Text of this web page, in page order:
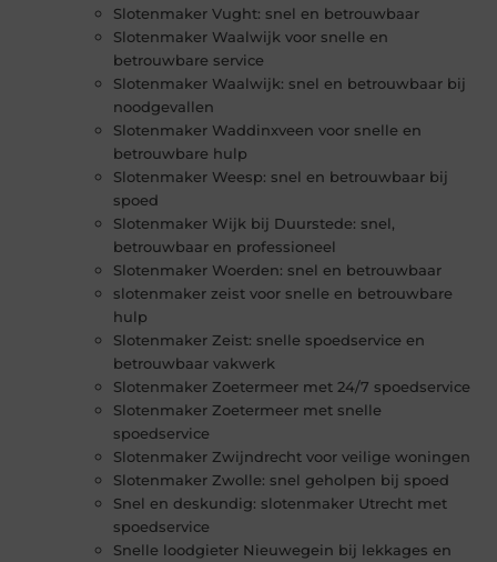
Slotenmaker Vught: snel en betrouwbaar
Slotenmaker Waalwijk voor snelle en
betrouwbare service
Slotenmaker Waalwijk: snel en betrouwbaar bij
noodgevallen
Slotenmaker Waddinxveen voor snelle en
betrouwbare hulp
Slotenmaker Weesp: snel en betrouwbaar bij
spoed
Slotenmaker Wijk bij Duurstede: snel,
betrouwbaar en professioneel
Slotenmaker Woerden: snel en betrouwbaar
slotenmaker zeist voor snelle en betrouwbare
hulp
Slotenmaker Zeist: snelle spoedservice en
betrouwbaar vakwerk
Slotenmaker Zoetermeer met 24/7 spoedservice
Slotenmaker Zoetermeer met snelle
spoedservice
Slotenmaker Zwijndrecht voor veilige woningen
Slotenmaker Zwolle: snel geholpen bij spoed
Snel en deskundig: slotenmaker Utrecht met
spoedservice
Snelle loodgieter Nieuwegein bij lekkages en